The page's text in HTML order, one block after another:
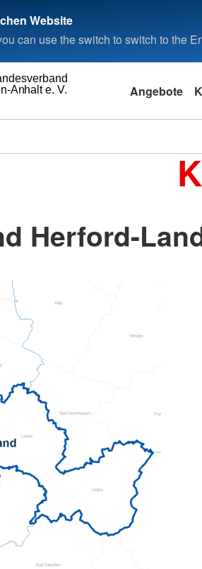
Website
can use the switch to switch to the
Anhalt e. V. Angebote
Herford-